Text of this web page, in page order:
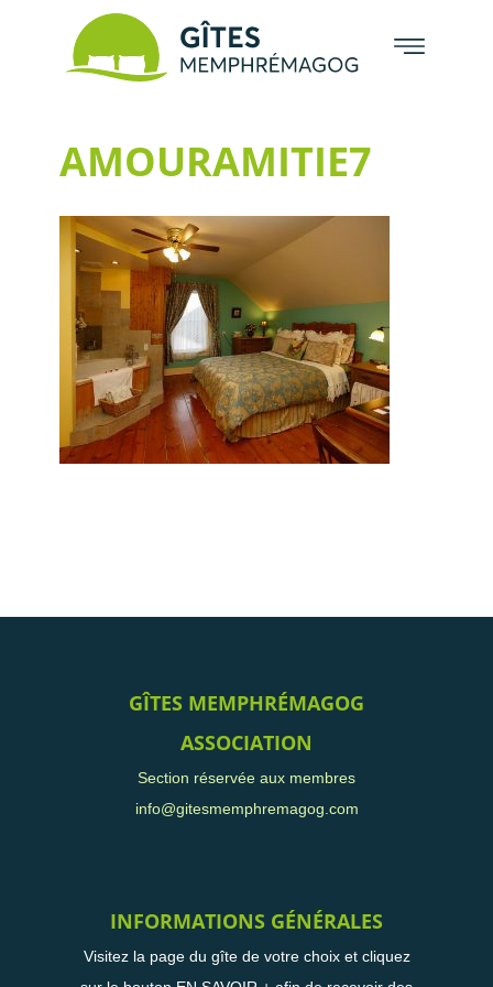
AMOURAMITIE7
GÎTES MEMPHRÉMAGOG
ASSOCIATION
Section réservée aux membres
info@gitesmemphremagog.com
INFORMATIONS GÉNÉRALES
Visitez la page du gîte de votre choix et cliquez